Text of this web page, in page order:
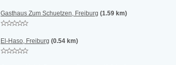
Gasthaus Zum Schuetzen, Freiburg (1.59 km)
El-Haso, Freiburg (0.54 km)